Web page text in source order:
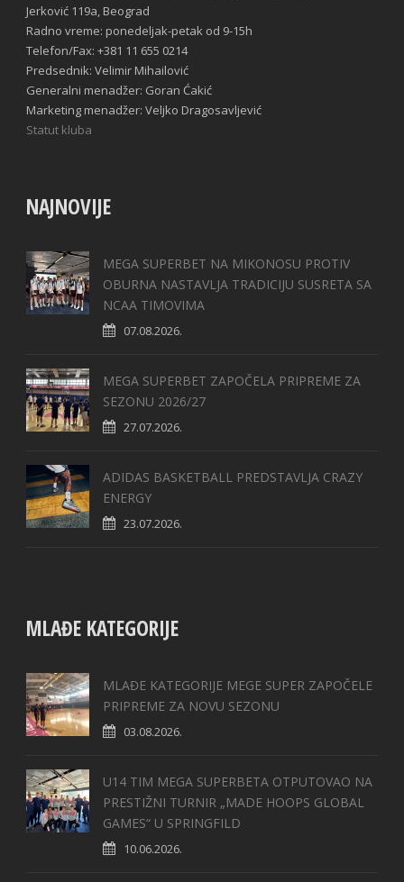
Jerković 119a, Beograd
Radno vreme: ponedeljak-petak od 9-15h
Telefon/Fax: +381 11 655 0214
Predsednik: Velimir Mihailović
Generalni menadžer: Goran Ćakić
Marketing menadžer: Veljko Dragosavljević
Statut kluba
NAJNOVIJE
MEGA SUPERBET NA MIKONOSU PROTIV
OBURNA NASTAVLJA TRADICIJU SUSRETA SA
NCAA TIMOVIMA
07.08.2026.
MEGA SUPERBET ZAPOČELA PRIPREME ZA
SEZONU 2026/27
27.07.2026.
ADIDAS BASKETBALL PREDSTAVLJA CRAZY
ENERGY
23.07.2026.
MLAĐE KATEGORIJE
MLAĐE KATEGORIJE MEGE SUPER ZAPOČELE
PRIPREME ZA NOVU SEZONU
03.08.2026.
U14 TIM MEGA SUPERBETA OTPUTOVAO NA
PRESTIŽNI TURNIR „MADE HOOPS GLOBAL
GAMES“ U SPRINGFILD
10.06.2026.